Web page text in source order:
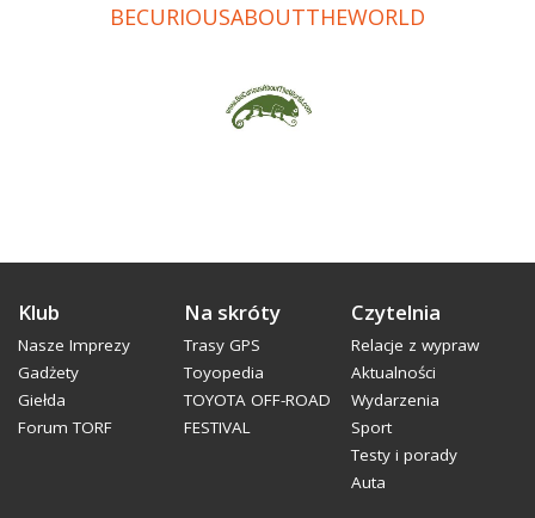
BECURIOUSABOUTTHEWORLD
Klub
Nasze Imprezy
Gadżety
Giełda
Forum TORF
Na skróty
Trasy GPS
Toyopedia
TOYOTA OFF-ROAD
FESTIVAL
Czytelnia
Relacje z wypraw
Aktualności
Wydarzenia
Sport
Testy i porady
Auta